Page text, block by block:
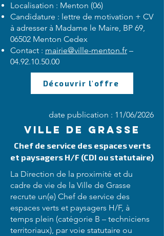
Localisation : Menton (06)
Candidature : lettre de motivation + CV
à adresser à Madame le Maire, BP 69,
06502 Menton Cedex
Contact : mairie@ville-menton.fr –
04.92.10.50.00
Découvrir l'offre
date publication : 11/06/2026
Ville de Grasse
Chef de service des espaces verts
et paysagers H/F (CDI ou statutaire)
La Direction de la proximité et du
cadre de vie de la Ville de Grasse
recrute un(e) Chef de service des
espaces verts et paysagers H/F, à
temps plein (catégorie B – techniciens
territoriaux), par voie statutaire ou